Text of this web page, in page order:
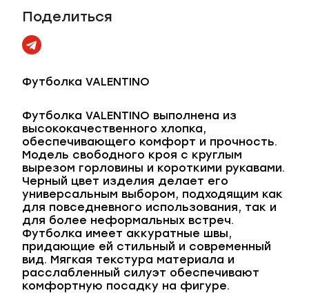
Поделиться
Футболка VALENTINO
Футболка VALENTINO выполнена из
высококачественного хлопка,
обеспечивающего комфорт и прочность.
Модель свободного кроя с круглым
вырезом горловины и короткими рукавами.
Черный цвет изделия делает его
универсальным выбором, подходящим как
для повседневного использования, так и
для более неформальных встреч.
Футболка имеет аккуратные швы,
придающие ей стильный и современный
вид. Мягкая текстура материала и
расслабленный силуэт обеспечивают
комфортную посадку на фигуре.